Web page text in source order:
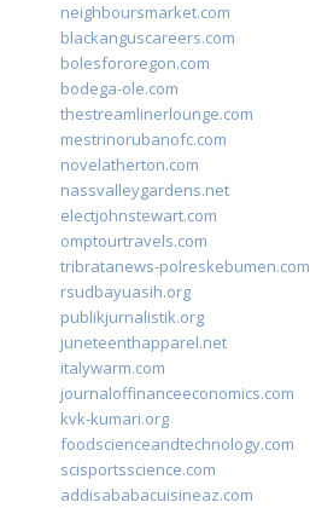
neighboursmarket.com
blackanguscareers.com
bolesfororegon.com
bodega-ole.com
thestreamlinerlounge.com
mestrinorubanofc.com
novelatherton.com
nassvalleygardens.net
electjohnstewart.com
omptourtravels.com
tribratanews-polreskebumen.com
rsudbayuasih.org
publikjurnalistik.org
juneteenthapparel.net
italywarm.com
journaloffinanceeconomics.com
kvk-kumari.org
foodscienceandtechnology.com
scisportsscience.com
addisababacuisineaz.com